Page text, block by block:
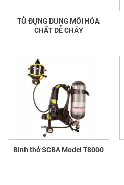
TỦ ĐỰNG DUNG MÔI HÓA
CHẤT DỄ CHÁY
Bình thở SCBA Model T8000